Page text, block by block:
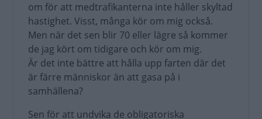
om för att medtrafikanterna inte håller skyltad
hastighet. Visst, många kör om mig också.
Men när det sen blir 70 eller lägre så kommer
de jag kört om tidigare och kör om mig.
Är det inte bättre att hålla upp farten där det
är färre människor än att gasa på i
samhällena?
Sen för att undvika de obligatoriska